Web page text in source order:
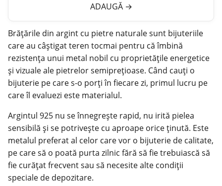
ADAUGĂ →
Brățările din argint cu pietre naturale sunt bijuteriile
care au câștigat teren tocmai pentru că îmbină
rezistența unui metal nobil cu proprietățile energetice
și vizuale ale pietrelor semiprețioase. Când cauți o
bijuterie pe care s-o porți în fiecare zi, primul lucru pe
care îl evaluezi este materialul.
Argintul 925 nu se înnegrește rapid, nu irită pielea
sensibilă și se potrivește cu aproape orice ținută. Este
metalul preferat al celor care vor o bijuterie de calitate,
pe care să o poată purta zilnic fără să fie trebuiască să
fie curățat frecvent sau să necesite alte condiții
speciale de depozitare.